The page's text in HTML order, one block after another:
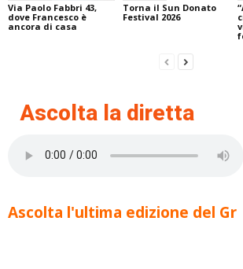
Via Paolo Fabbri 43,
dove Francesco è
ancora di casa
Torna il Sun Donato
Festival 2026
Ascolta la diretta
Ascolta l'ultima edizione del Gr